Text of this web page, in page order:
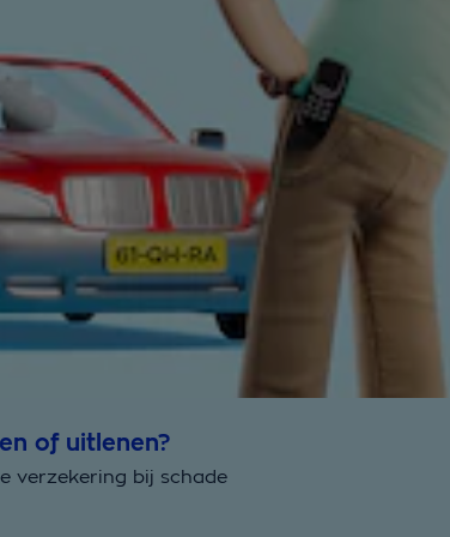
of uitlenen?
verzekering bij schade